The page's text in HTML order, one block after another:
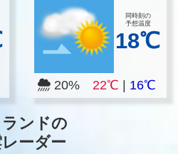
同時刻の
予想温度
18℃
20% 22℃ 16℃
ンドの
ーダー